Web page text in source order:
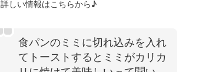
詳しい情報はこちらから♪
食パンのミミに切れ込みを入れ
てトーストするとミミがカリカ